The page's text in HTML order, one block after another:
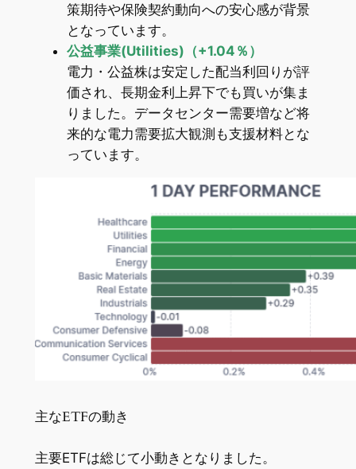
策期待や保険契約動向への安心感が背景
となっています。
公益事業(Utilities)（+1.04％）
電力・公益株は安定した配当利回りが評
価され、長期金利上昇下でも買いが集ま
りました。データセンター需要増など将
来的な電力需要拡大観測も支援材料とな
っています。
主なETFの動き
主要ETFは総じて小動きとなりました。